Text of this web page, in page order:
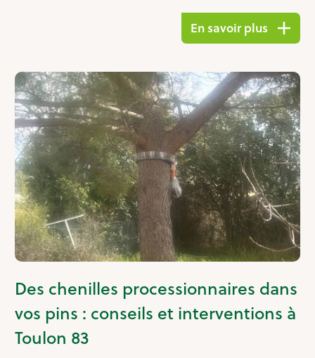
En savoir plus
Des chenilles processionnaires dans
vos pins : conseils et interventions à
Toulon 83